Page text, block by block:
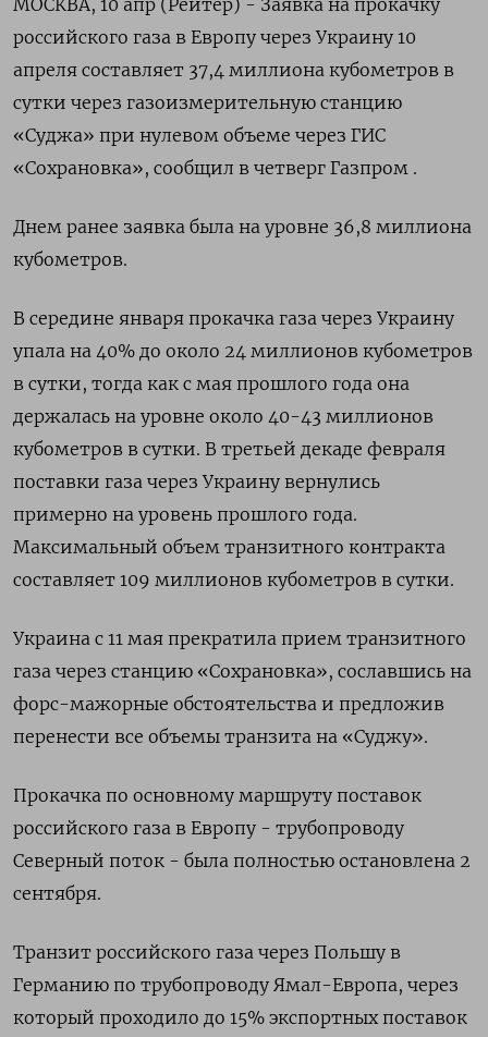
российского газа в Европу через Украину 10
апреля составляет 37,4 миллиона кубометров в
сутки через газоизмерительную станцию
«Суджа» при нулевом объеме через ГИС
«Сохрановка», сообщил в четверг Газпром .
Днем ранее заявка была на уровне 36,8 миллиона
кубометров.
В середине января прокачка газа через Украину
упала на 40% до около 24 миллионов кубометров
в сутки, тогда как с мая прошлого года она
держалась на уровне около 40-43 миллионов
кубометров в сутки. В третьей декаде февраля
поставки газа через Украину вернулись
примерно на уровень прошлого года.
Максимальный объем транзитного контракта
составляет 109 миллионов кубометров в сутки.
Украина с 11 мая прекратила прием транзитного
газа через станцию «Сохрановка», сославшись на
форс-мажорные обстоятельства и предложив
перенести все объемы транзита на «Суджу».
Прокачка по основному маршруту поставок
российского газа в Европу - трубопроводу
Северный поток - была полностью остановлена 2
сентября.
Транзит российского газа через Польшу в
Германию по трубопроводу Ямал-Европа, через
который проходило до 15% экспортных поставок